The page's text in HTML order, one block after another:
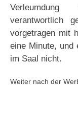
verantwortlich
vorgetragen mit
eine Minute, und
im Saal nicht.
Weiter nach der